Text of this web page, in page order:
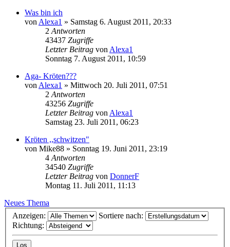
Was bin ich
von Alexa1 » Samstag 6. August 2011, 20:33
2 Antworten
43437 Zugriffe
Letzter Beitrag von Alexa1
Sonntag 7. August 2011, 10:59
Aga- Kröten???
von Alexa1 » Mittwoch 20. Juli 2011, 07:51
2 Antworten
43256 Zugriffe
Letzter Beitrag von Alexa1
Samstag 23. Juli 2011, 06:23
Kröten ,,schwitzen"
von Mike88 » Sonntag 19. Juni 2011, 23:19
4 Antworten
34540 Zugriffe
Letzter Beitrag von DonnerF
Montag 11. Juli 2011, 11:13
Neues Thema
Anzeigen:
Sortiere nach:
Richtung: